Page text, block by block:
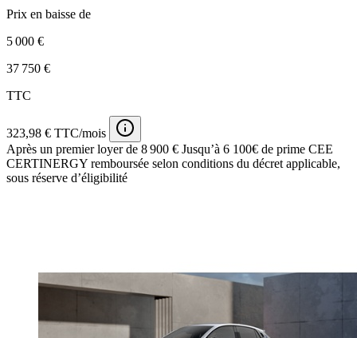
Prix en baisse de
5 000 €
37 750 €
TTC
323,98 € TTC/mois
Après un premier loyer de 8 900 € Jusqu’à 6 100€ de prime CEE
CERTINERGY remboursée selon conditions du décret applicable,
sous réserve d’éligibilité